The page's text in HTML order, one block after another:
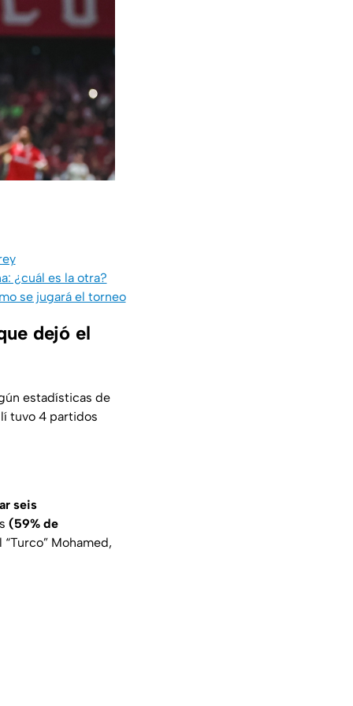
¿cuál es la otra?
se jugará el torneo
dejó el
estadísticas de
tuvo 4 partidos
seis
(59% de
Mohamed,